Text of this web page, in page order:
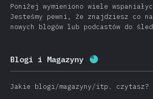
Poniżej wymieniono wiele
Jesteśmy pewni, że znajdziesz co
nowych blogów lub podcastów do
Blogi i Magazyny Procent
Jakie blogi/magazyny/itp. czytasz?